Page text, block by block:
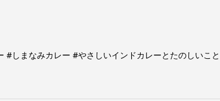
しまなみカレー #やさしいインドカレーとたのしいこ